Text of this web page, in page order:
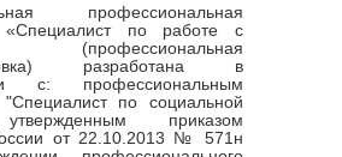
профессиональная
«Специалист по работе с
(профессиональная
разработана в
с: профессиональным
"Специалист по социальной
приказом
от 22.10.2013 № 571н